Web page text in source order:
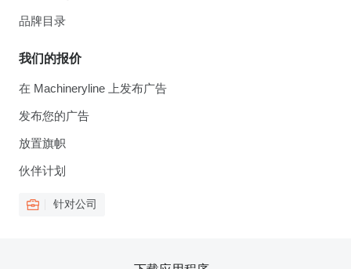
品牌目录
我们的报价
在 Machineryline 上发布广告
发布您的广告
放置旗帜
伙伴计划
针对公司